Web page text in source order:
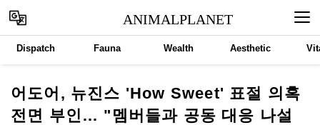
ANIMALPLANET
Dispatch Fauna Wealth Aesthetic
어도어, 뉴진스 'How Sweet' 표절 의혹
전면 부인… "멤버들과 공동 대응 나설